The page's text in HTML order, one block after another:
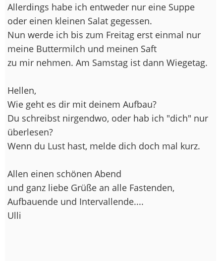
Allerdings habe ich entweder nur eine Suppe
oder einen kleinen Salat gegessen.
Nun werde ich bis zum Freitag erst einmal nur
meine Buttermilch und meinen Saft
zu mir nehmen. Am Samstag ist dann Wiegetag.
Hellen,
Wie geht es dir mit deinem Aufbau?
Du schreibst nirgendwo, oder hab ich "dich" nur
überlesen?
Wenn du Lust hast, melde dich doch mal kurz.
Allen einen schönen Abend
und ganz liebe Grüße an alle Fastenden,
Aufbauende und Intervallende....
Ulli